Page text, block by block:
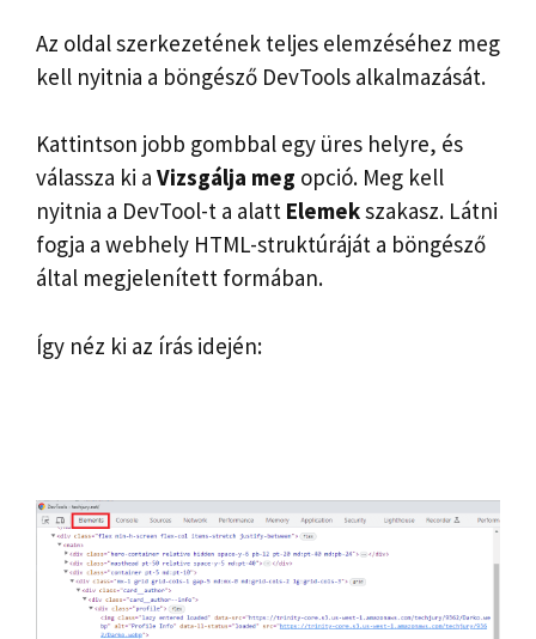
Az oldal szerkezetének teljes elemzéséhez meg
kell nyitnia a böngésző DevTools alkalmazását.
Kattintson jobb gombbal egy üres helyre, és
válassza ki a Vizsgálja meg opció. Meg kell
nyitnia a DevTool-t a alatt Elemekszakasz. Látni
fogja a webhely HTML-struktúráját a böngésző
által megjelenített formában.
Így néz ki az írás idején: